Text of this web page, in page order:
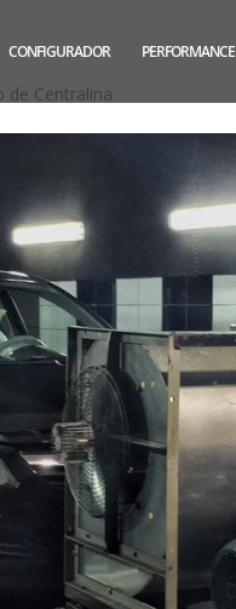
CONFIGURADOR PERFORMANCE
de Centralina